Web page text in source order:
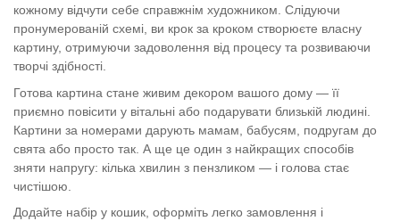
кожному відчути себе справжнім художником. Слідуючи
пронумерованій схемі, ви крок за кроком створюєте власну
картину, отримуючи задоволення від процесу та розвиваючи
творчі здібності.
Готова картина стане живим декором вашого дому — її
приємно повісити у вітальні або подарувати близькій людині.
Картини за номерами дарують мамам, бабусям, подругам до
свята або просто так. А ще це один з найкращих способів
зняти напругу: кілька хвилин з пензликом — і голова стає
чистішою.
Додайте набір у кошик, оформіть легко замовлення і